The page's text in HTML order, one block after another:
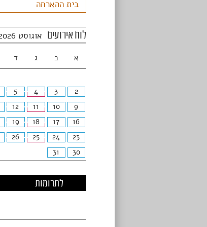
בית ההארחה
לוח אירועים אוגוסט 2026
א ב ג ד
2
3
4
5
9
10
11
12
16
17
18
19
23
24
25
26
30
31
לתרומות